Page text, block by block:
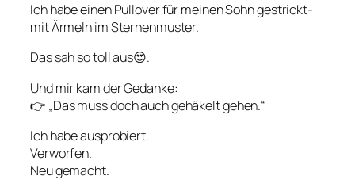
Ich habe einen Pullover für meinen Sohn gestrickt-
mit Ärmeln im Sternenmuster.
Das sah so toll aus😍.
Und mir kam der Gedanke:
👉 „Das muss doch auch gehäkelt gehen.“
Ich habe ausprobiert.
Verworfen.
Neu gemacht.